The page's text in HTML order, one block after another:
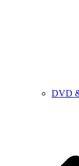
DVD